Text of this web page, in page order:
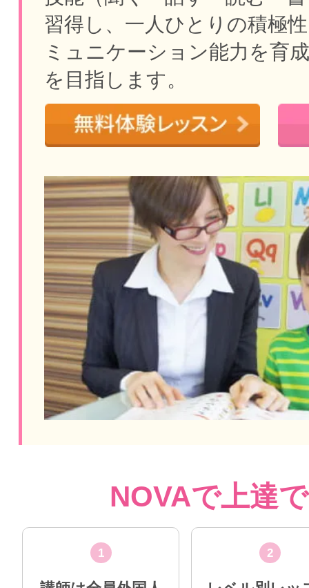
習得し、一人ひとりの積極
ミュニケーション能力を育
を目指します。
NOVAで上達
1 2